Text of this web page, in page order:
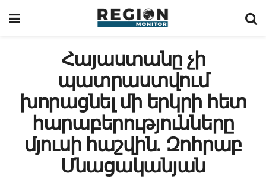
Հայաստանը չի
պատրաստվում
խորացնել մի երկրի հետ
հարաբերությունները
մյուսի հաշվին․ Զոհրաբ
Մնացականյան